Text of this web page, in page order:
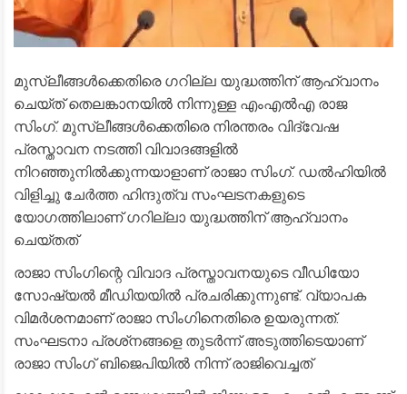
മുസ്ലീങ്ങൾക്കെതിരെ ഗറില്ല യുദ്ധത്തിന് ആഹ്വാനം
ചെയ്ത് തെലങ്കാനയിൽ നിന്നുള്ള എംഎൽഎ രാജ
സിംഗ്. മുസ്ലീങ്ങൾക്കെതിരെ നിരന്തരം വിദ്വേഷ
പ്രസ്താവന നടത്തി വിവാദങ്ങളിൽ
നിറഞ്ഞുനിൽക്കുന്നയാളാണ് രാജാ സിംഗ്. ഡൽഹിയിൽ
വിളിച്ചു ചേർത്ത ഹിന്ദുത്വ സംഘടനകളുടെ
യോഗത്തിലാണ് ഗറില്ലാ യുദ്ധത്തിന് ആഹ്വാനം
ചെയ്തത്
രാജാ സിംഗിന്റെ വിവാദ പ്രസ്താവനയുടെ വീഡിയോ
സോഷ്യൽ മീഡിയയിൽ പ്രചരിക്കുന്നുണ്ട്. വ്യാപക
വിമർശനമാണ് രാജാ സിംഗിനെതിരെ ഉയരുന്നത്.
സംഘടനാ പ്രശ്‌നങ്ങളെ തുടർന്ന് അടുത്തിടെയാണ്
രാജാ സിംഗ് ബിജെപിയിൽ നിന്ന് രാജിവെച്ചത്